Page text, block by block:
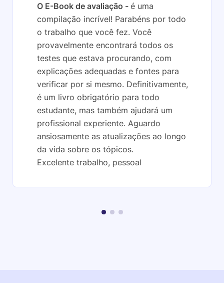
O E-Book de avaliação
é uma
compilação incrível! Parabéns por todo
o trabalho que você fez. Você
provavelmente encontrará todos os
testes que estava procurando, com
explicações adequadas e fontes para
verificar por si mesmo. Definitivamente,
é um livro obrigatório para todo
estudante, mas também ajudará um
profissional experiente. Aguardo
ansiosamente as atualizações ao longo
da vida sobre os tópicos.
Excelente trabalho, pessoal